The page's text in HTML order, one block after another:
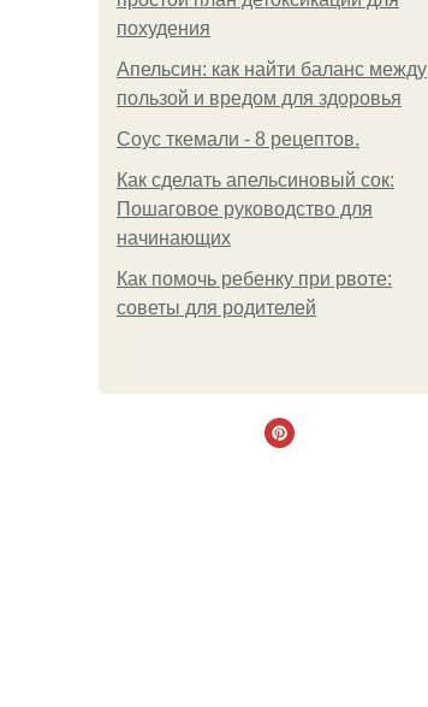
похудения
Апельсин: как найти баланс между
пользой и вредом для здоровья
Соус ткемали - 8 рецептов.
Как сделать апельсиновый сок:
Пошаговое руководство для
начинающих
Как помочь ребенку при рвоте:
советы для родителей